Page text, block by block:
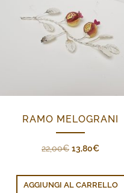
RAMO MELOGRANI
22,00€ Il
originale
era:
13,80€Il
è:
AGGIUNGI AL CARRELLO